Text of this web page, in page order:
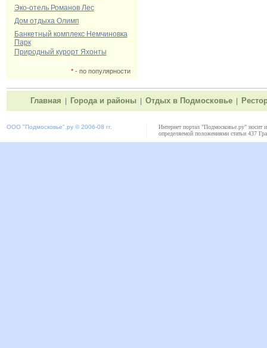
Эко-отель Романов Лес
Дом отдыха Олимп
Банкетный комплекс Немчиновка
Парк
Природный курорт Яхонты
*- по популярности
Главная Города и районы Отдых в Подмосковье
ООО "Подмосковье" .ру © 2006-08 гг.
Интернет портал "Подмосковье.ру" носит
определяемой положениями статьи 437